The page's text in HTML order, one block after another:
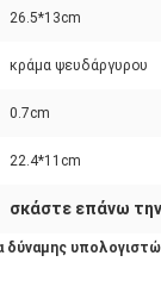
26.5*13cm
κράμα ψευδάργυρου
0.7cm
22.4*11cm
σκάστε επάνω